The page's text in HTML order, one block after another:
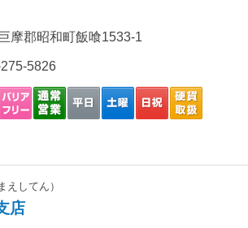
摩郡昭和町飯喰1533-1
5826
えしてん）
店